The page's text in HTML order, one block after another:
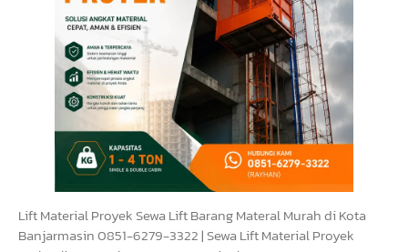
Lift Material Proyek Sewa Lift Barang Materal Murah di Kota
Banjarmasin 0851-6279-3322 | Sewa Lift Material Proyek